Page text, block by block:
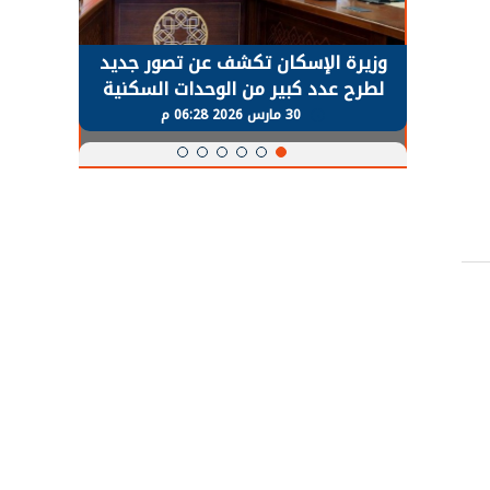
وزيرة الإسكان تكشف عن تصور جديد
لطرح عدد كبير من الوحدات السكنية
بنظام الإيجار